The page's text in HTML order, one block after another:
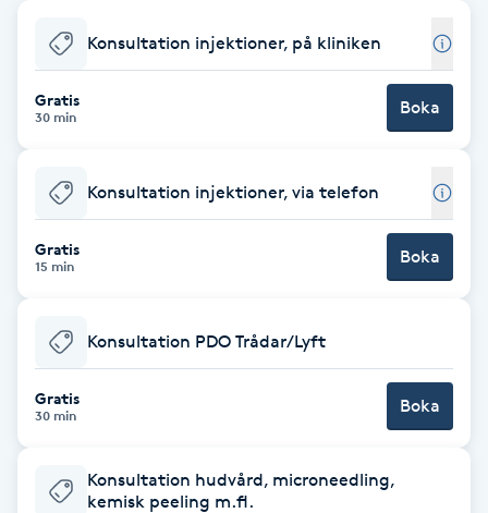
Babylights
Balayage
Barber
BIAB
Blowout
Konsultation injektioner, på kliniken
Gratis
30 min Boka
Konsultation injektioner, via telefon
Gratis
15 min Boka
Konsultation PDO Trådar/Lyft
Gratis
30 min Boka
Konsultation hudvård, microneedling,
kemisk peeling m.fl.